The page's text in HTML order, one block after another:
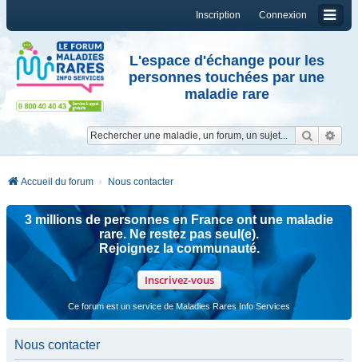
Connexion
Inscription
L'espace d'échange pour les
personnes touchées par une
maladie rare
Accueil du forum Nous contacter
3 millions de personnes en France ont une maladie
rare. Ne restez pas seul(e).
Rejoignez la communauté.
Inscrivez-vous
Ce forum est un service de Maladies Rares Info Services
Nous contacter